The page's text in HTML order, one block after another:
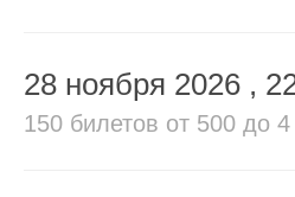
28 ноября 2026 ,
150 билетов от 500 до